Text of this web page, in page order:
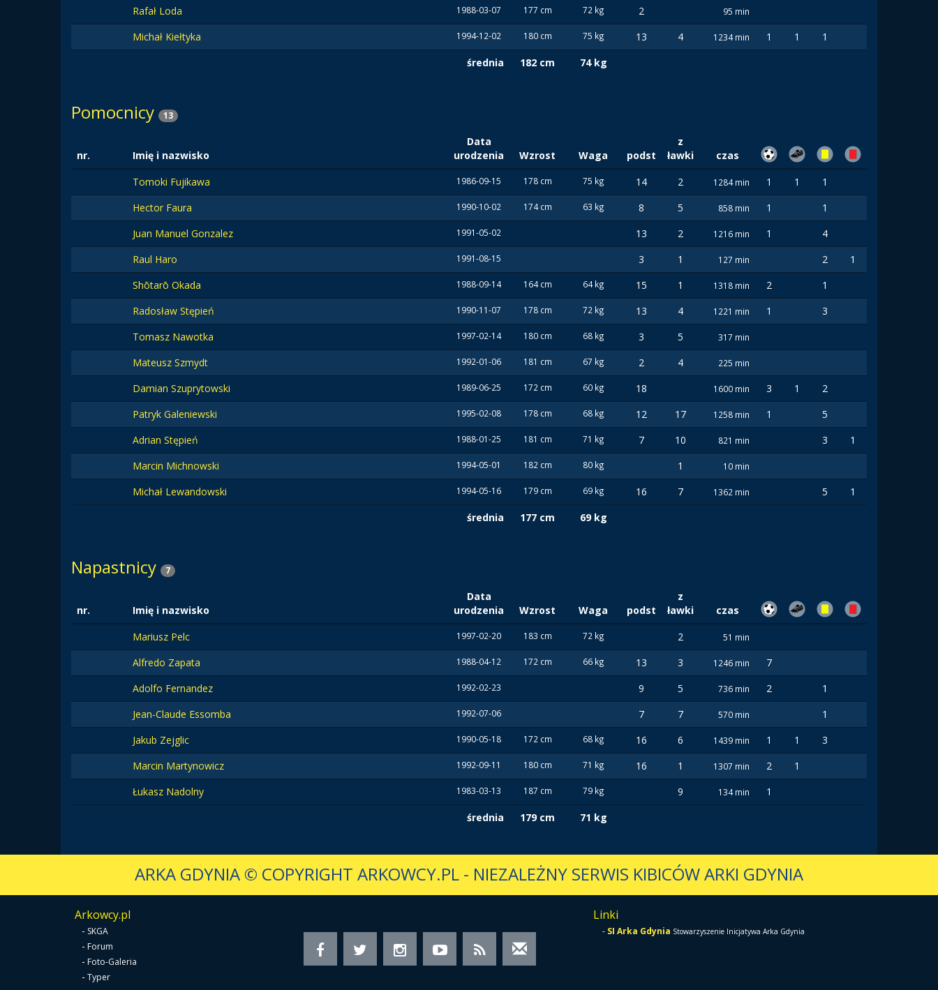
Rafał Loda
1988-03-07 177 cm 72 kg 2 95 min
Michał Kiełtyka 1994-12-02 180 cm 75 kg 13 4 1234 min 1 1
1
średnia
182 cm 74 kg
Pomocnicy 13
nr. Imię i nazwisko
Data
urodzenia
Wzrost Waga podst
z
ławki
czas
Tomoki Fujikawa
1986-09-15 178 cm 75 kg 14 2 1284 min 1 1
1
Hector Faura
1990-10-02 174 cm 63 kg 8 5 858 min 1
1
Juan Manuel Gonzalez
1991-05-02 13 2 1216 min 1
4
Raul Haro
1991-08-15 3 1 127 min 2
1
Shōtarō Okada
1988-09-14 164 cm 64 kg 15 1 1318 min 2
1
Radosław Stępień
1990-11-07 178 cm 72 kg 13 4 1221 min 1
3
Tomasz Nawotka
1997-02-14 180 cm 68 kg 3 5 317 min
Mateusz Szmydt 1992-01-06 181 cm 67 kg 2 4 225 min
Damian Szuprytowski 1989-06-25 172 cm 60 kg 18 1600 min 3 1
2
Patryk Galeniewski
1995-02-08 178 cm 68 kg 12 17 1258 min 1
5
Adrian Stępień
1988-01-25 181 cm 71 kg 7 10 821 min 3
1
Marcin Michnowski
1994-05-01 182 cm 80 kg 1 10 min
Michał Lewandowski 1994-05-16 179 cm 69 kg 16 7 1362 min 5
1
średnia
177 cm 69 kg
Napastnicy 7
nr. Imię i nazwisko
Data
urodzenia
Wzrost Waga podst
z
ławki
czas
Mariusz Pelc
1997-02-20 183 cm 72 kg 2 51 min
Alfredo Zapata 1988-04-12 172 cm 66 kg 13 3 1246 min
7
Adolfo Fernandez
1992-02-23 9 5 736 min 2
1
Jean-Claude Essomba
1992-07-06 7 7 570 min
1
Jakub Zejglic
1990-05-18 172 cm 68 kg 16 6 1439 min 1 1
3
Marcin Martynowicz
1992-09-11 180 cm 71 kg 16 1 1307 min 2
1
Łukasz Nadolny
1983-03-13 187 cm 79 kg 9 134 min
1
średnia
179 cm 71 kg
ARKA GDYNIA© COPYRIGHT ARKOWCY.PL - NIEZALEŻNY SERWIS KIBICÓW ARKI GDYNIA
Arkowcy.pl
- SKGA
- Forum
- Foto-Galeria
- Typer
Linki
- SI Arka Gdynia Stowarzyszenie Inicjatywa Arka Gdynia